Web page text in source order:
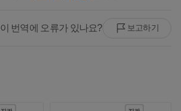
이 번역에 오류가 있나요? 보고하기